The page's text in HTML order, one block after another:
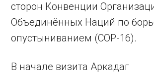
сторон Конвенции
Объединённых Наций по
опустыниванием (СOP-16).
В начале визита Аркадаг